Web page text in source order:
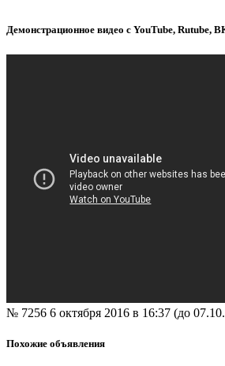
Демонстрационное видео с YouTube, Rutube,
№ 7256 6 октября 2016 в 16:37 (до
Похожие объявления